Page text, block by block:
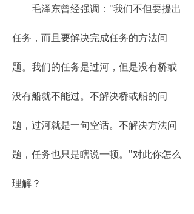
招考动态
在线报名
毛泽东曾经强调："我们不但要提出
任务，而且要解决完成任务的方法问
题。我们的任务是过河，但是没有桥或
没有船就不能过。不解决桥或船的问
题，过河就是一句空话。不解决方法问
题，任务也只是瞎说一顿。"对此你怎么
理解？